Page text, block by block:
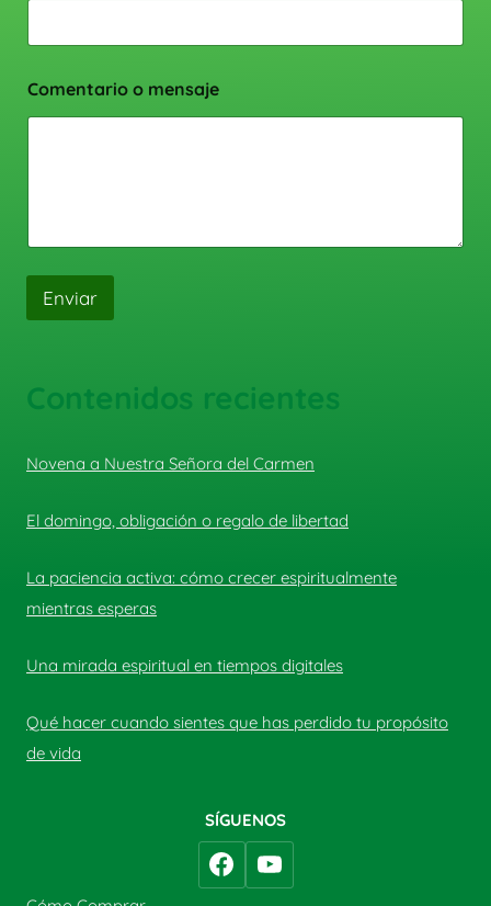
Comentario o mensaje
Enviar
Contenidos recientes
Novena a Nuestra Señora del Carmen
El domingo, obligación o regalo de libertad
La paciencia activa: cómo crecer espiritualmente
mientras esperas
Una mirada espiritual en tiempos digitales
Qué hacer cuando sientes que has perdido tu propósito
de vida
SÍGUENOS